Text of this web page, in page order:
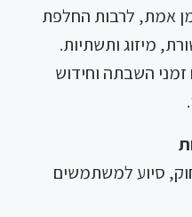
אמת, לרבות החלפת
מיזוג ותשתיות.
השבתה וחידוש
סיוע למשתמשים